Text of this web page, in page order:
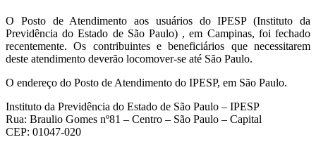
O Posto de Atendimento aos usuários do IPESP (Instituto da
Previdência do Estado de São Paulo) , em Campinas, foi fechado
recentemente. Os contribuintes e beneficiários que necessitarem
deste atendimento deverão locomover-se até São Paulo.
O endereço do Posto de Atendimento do IPESP, em São Paulo.
Instituto da Previdência do Estado de São Paulo – IPESP
Rua: Braulio Gomes nº81 – Centro – São Paulo – Capital
CEP: 01047-020